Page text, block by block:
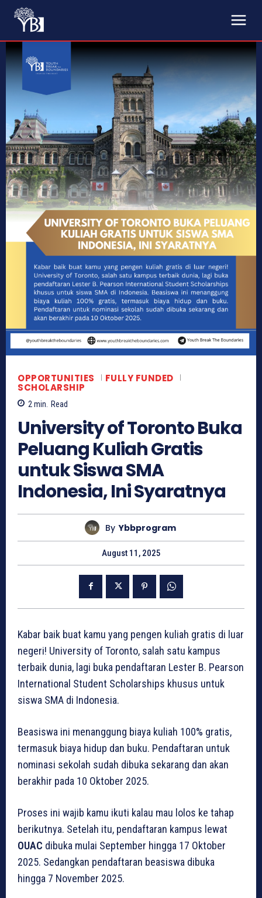
OPPORTUNITIES FULLY FUNDED
SCHOLARSHIP
2min. Read
University of Toronto Buka
Peluang Kuliah Gratis
untuk Siswa SMA
Indonesia, Ini Syaratnya
By Ybbprogram
August 11, 2025
Kabar baik buat kamu yang pengen kuliah gratis di luar
negeri! University of Toronto, salah satu kampus
terbaik dunia, lagi buka pendaftaran Lester B. Pearson
International Student Scholarships khusus untuk
siswa SMA di Indonesia.
Beasiswa ini menanggung biaya kuliah 100% gratis,
termasuk biaya hidup dan buku. Pendaftaran untuk
nominasi sekolah sudah dibuka sekarang dan akan
berakhir pada 10 Oktober 2025.
Proses ini wajib kamu ikuti kalau mau lolos ke tahap
berikutnya. Setelah itu, pendaftaran kampus lewat
OUAC dibuka mulai September hingga 17 Oktober
2025. Sedangkan pendaftaran beasiswa dibuka
hingga 7 November 2025.